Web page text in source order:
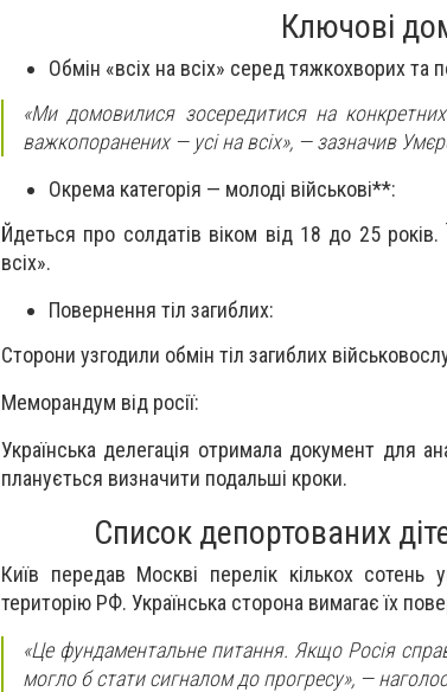
Ключові
Обмін «всіх на всіх» серед тяжкохворих та
«Ми домовилися зосередитися на
важкопоранених — усі на всіх», —зазначив
Окрема категорія — молоді військові**:
Йдеться про солдатів віком від 18 до 25
всіх».
Повернення тіл загиблих:
Сторони узгодили обмін тіл загиблих
Меморандум від росії:
Українська делегація отримала документ для
планується визначити подальші кроки.
Список депортованих
Київ передав Москві перелік кількох сотень
територію РФ. Українська сторона вимагає їх
«Це фундаментальне питання. Якщо Росія
могло б стати сигналом до прогресу», —